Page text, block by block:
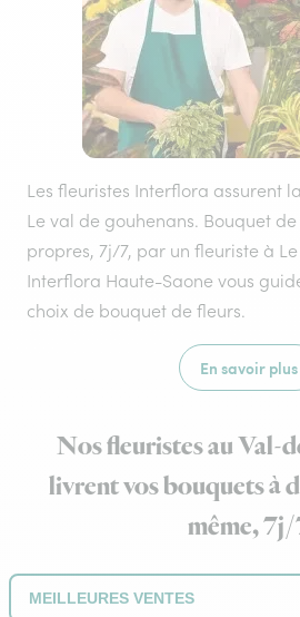
Les fleuristes Interflora assurent
Le val de gouhenans. Bouquet
propres, 7j/7, par un fleuriste à
Interflora Haute-Saone vous
choix de bouquet de fleurs.
En savoir plus
Nos fleuristes au Val-
livrent vos bouquets à
même,